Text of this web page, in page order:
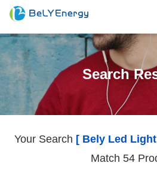
Search
Your Search [ Bely Led
Match 54